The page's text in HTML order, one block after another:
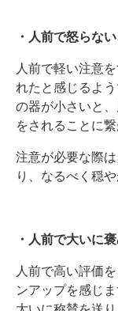
・人前で怒らない
人前で軽い注意
れたと感じるよ
の器が小さいと
をされることに繋
注意が必要な際
り、なるべく穏
・人前で大いに
人前で高い評価
ンアップを感じ